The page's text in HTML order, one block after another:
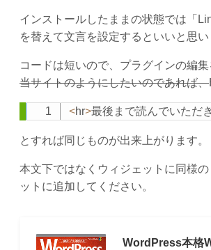
インストールしたままの状態では「
を替えて文言を設定するといいと思い
コードは短いので、プラグインの編
当サイトのようにしたいのであれば、
<hr>最後まで読んでいただ
とすれば同じものが出来上がります。
本文下ではなくウィジェットに同様
ットに追加してください。
WordPress本格